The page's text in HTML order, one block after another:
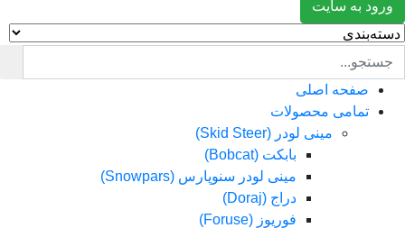
به سایت
صفحه اصلی
تمامی محصولات
مینی لودر (Skid Steer)
بابکت (Bobcat)
مینی لودر سنوپارس (Snowpars)
دراج (Doraj)
فوریوز (Foruse)